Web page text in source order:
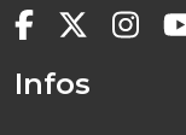
Infos